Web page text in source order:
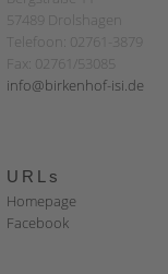
57489 Drolshagen
Telefoon: 02761-3879
Fax: 02761/53085
info@birkenhof-isi.de
URLs
Homepage
Facebook